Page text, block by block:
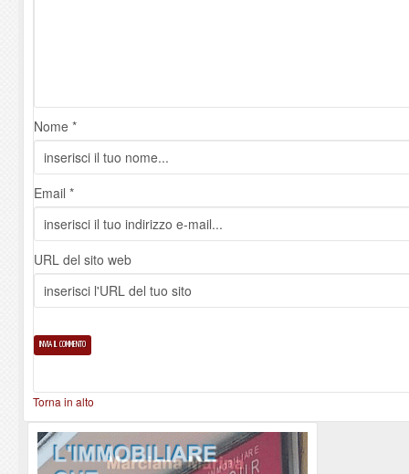
Nome *
Email *
URL del sito web
Torna in alto